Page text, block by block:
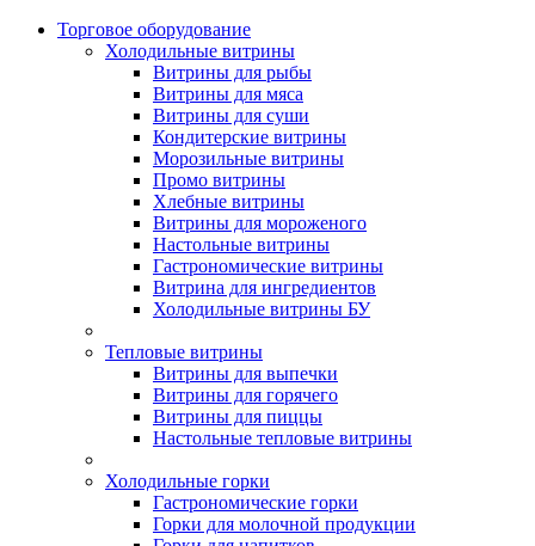
Торговое оборудованиe
Холодильные витрины
Витрины для рыбы
Витрины для мяса
Витрины для суши
Кондитерские витрины
Морозильные витрины
Промо витрины
Хлебные витрины
Витрины для мороженого
Настольные витрины
Гастрономические витрины
Витрина для ингредиентов
Холодильные витрины БУ
Тепловые витрины
Витрины для выпечки
Витрины для горячего
Витрины для пиццы
Настольные тепловые витрины
Холодильные горки
Гастрономические горки
Горки для молочной продукции